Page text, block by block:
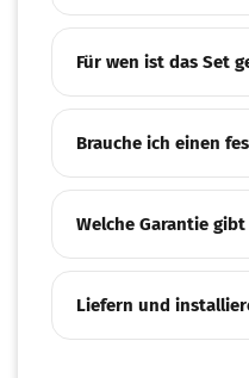
Für wen ist das Set
Brauche ich einen
Welche Garantie gibt
Liefern und